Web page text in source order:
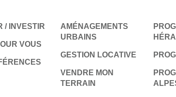
/ INVESTIR
VOUS
AMÉNAGEMENTS
URBAINS
GESTION LOCATIVE
VENDRE MON
TERRAIN